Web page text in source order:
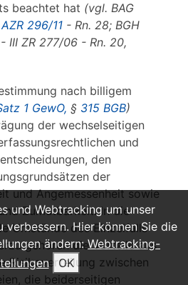
beachtet hat (vgl. BAG
296/11 - Rn. 28; BGH
III ZR 277/06 - Rn. 20,
nach billigem
1 GewO, § 315 BGB)
der wechselseitigen
und
den
der
und Angemessenheit sowie
Zumutbarkeit. In die
Umstände des Einzelfalls
gehören die Vorteile aus
Risikoverteilung zwischen
die beiderseitigen
und Webtracking um unser
verbessern. Hier können Sie die
ändern: Webtracking-
OK